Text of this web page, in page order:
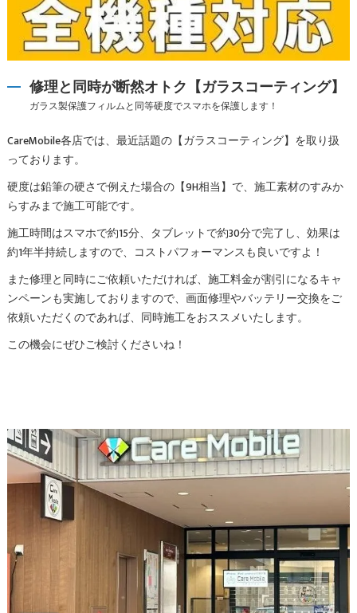
修理と同時が断然オトク【ガラスコーティング】
ガラス製保護フィルムと同等硬度でスマホを保護します！
CareMobile各店では、最近話題の【ガラスコーティング】を取り扱
っております。
硬度は鉛筆の硬さで例えた場合の【9H相当】で、施工素材のすみか
らすみまで施工可能です。
施工時間はスマホで約15分、タブレットで約30分で完了し、効果は
約1年半持続しますので、コストパフォーマンスも良いですよ！
また修理と同時にご依頼いただければ、施工料金が割引になるキャ
ンペーンも実施しておりますので、画面修理やバッテリー交換をご
依頼いただくのであれば、同時施工をおススメいたします。
この機会にぜひご検討くださいね！